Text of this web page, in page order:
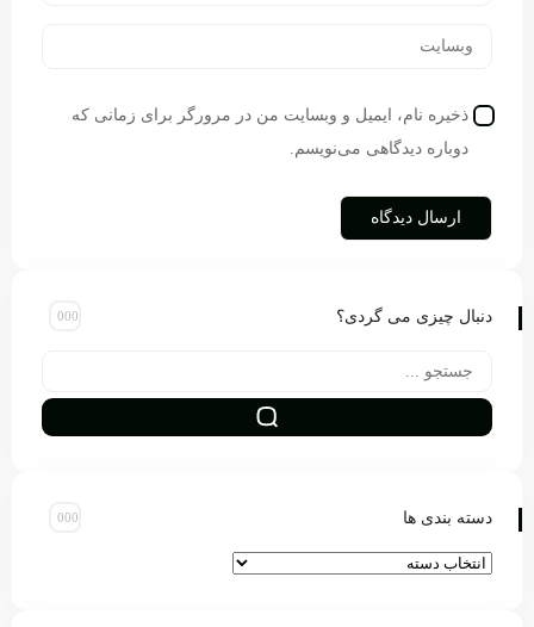
ذخیره نام، ایمیل و وبسایت من در مرورگر برای زمانی که
دوباره دیدگاهی می‌نویسم.
دنبال چیزی می گردی؟
دسته بندی ها